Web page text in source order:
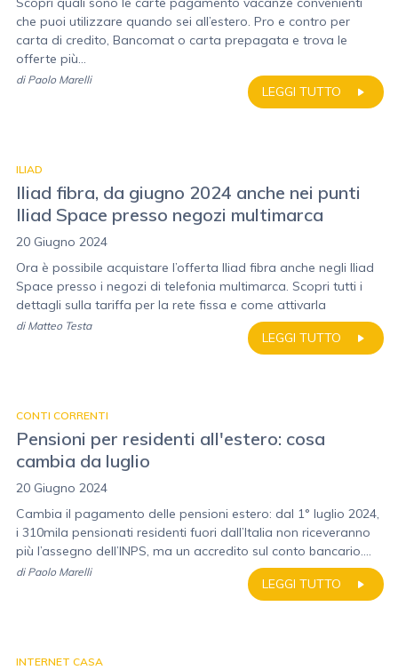
che puoi utilizzare quando sei all’estero. Pro e contro per
carta di credito, Bancomat o carta prepagata e trova le
offerte più...
LEGGI TUTTO
di Paolo Marelli
ILIAD
Iliad fibra, da giugno 2024 anche nei punti
Iliad Space presso negozi multimarca
20 Giugno 2024
Ora è possibile acquistare l’offerta Iliad fibra anche negli Iliad
Space presso i negozi di telefonia multimarca. Scopri tutti i
dettagli sulla tariffa per la rete fissa e come attivarla
LEGGI TUTTO
di Matteo Testa
CONTI CORRENTI
Pensioni per residenti all'estero: cosa
cambia da luglio
20 Giugno 2024
Cambia il pagamento delle pensioni estero: dal 1° luglio 2024,
i 310mila pensionati residenti fuori dall’Italia non riceveranno
più l’assegno dell’INPS, ma un accredito sul conto bancario....
LEGGI TUTTO
di Paolo Marelli
INTERNET CASA